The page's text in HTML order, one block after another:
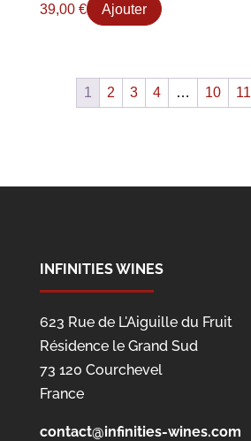
39,00 € Ajouter
1 2 3 4 … 10 11
INFINITIES WINES
623 Rue de L'Aiguille du Fruit
Résidence le Grand Sud
73 120 Courchevel
France
contact@infinities-wines.com